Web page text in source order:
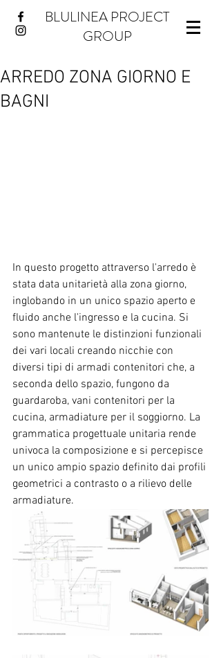
BLULINEA PROJECT
GROUP
ARREDO ZONA GIORNO E
BAGNI
In questo progetto attraverso l'arredo è
stata data unitarietà alla zona giorno,
inglobando in un unico spazio aperto e
fluido anche l'ingresso e la cucina. Si
sono mantenute le distinzioni funzionali
dei vari locali creando nicchie con
diversi tipi di armadi contenitori che, a
seconda dello spazio, fungono da
guardaroba, vani contenitori per la
cucina, armadiature per il soggiorno. La
grammatica progettuale unitaria rende
univoca la composizione e si percepisce
un unico ampio spazio definito dai profili
geometrici a contrasto o a rilievo delle
armadiature.